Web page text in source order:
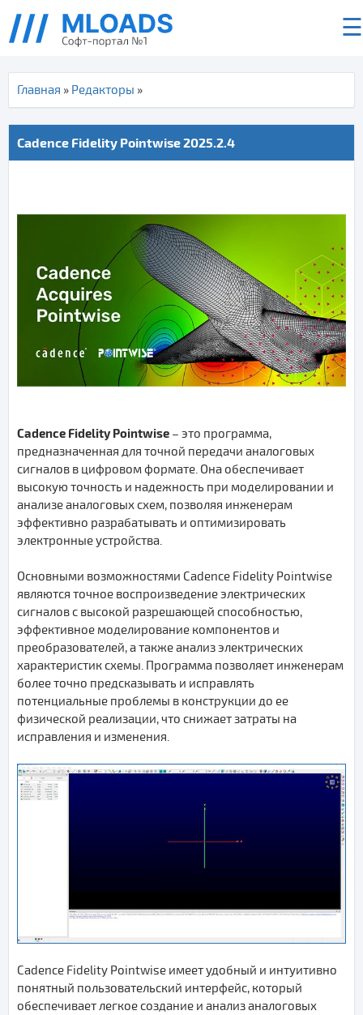
☰
Главная » Редакторы »
Cadence Fidelity Pointwise 2025.2.4
Cadence Fidelity Pointwise – это программа,
предназначенная для точной передачи аналоговых
сигналов в цифровом формате. Она обеспечивает
высокую точность и надежность при моделировании и
анализе аналоговых схем, позволяя инженерам
эффективно разрабатывать и оптимизировать
электронные устройства.
Основными возможностями Cadence Fidelity Pointwise
являются точное воспроизведение электрических
сигналов с высокой разрешающей способностью,
эффективное моделирование компонентов и
преобразователей, а также анализ электрических
характеристик схемы. Программа позволяет инженерам
более точно предсказывать и исправлять
потенциальные проблемы в конструкции до ее
физической реализации, что снижает затраты на
исправления и изменения.
Cadence Fidelity Pointwise имеет удобный и интуитивно
понятный пользовательский интерфейс, который
обеспечивает легкое создание и анализ аналоговых